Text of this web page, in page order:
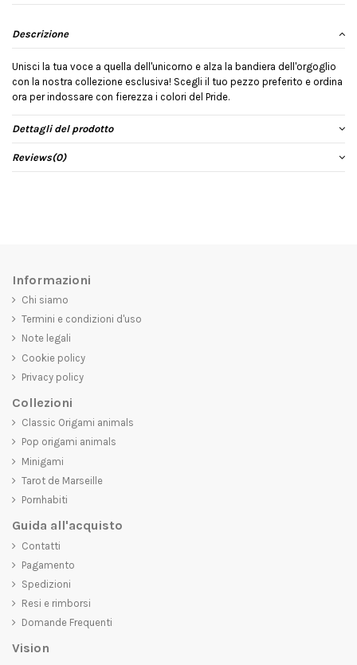
Descrizione
Unisci la tua voce a quella dell'unicorno e alza la bandiera dell'orgoglio
con la nostra collezione esclusiva! Scegli il tuo pezzo preferito e ordina
ora per indossare con fierezza i colori del Pride.
Dettagli del prodotto
Reviews(0)
Informazioni
Chi siamo
Termini e condizioni d'uso
Note legali
Cookie policy
Privacy policy
Collezioni
Classic Origami animals
Pop origami animals
Minigami
Tarot de Marseille
Pornhabiti
Guida all'acquisto
Contatti
Pagamento
Spedizioni
Resi e rimborsi
Domande Frequenti
Vision